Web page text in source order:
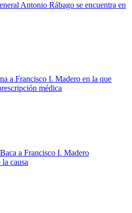
Antonio Rábago se encuentra en
a Francisco I. Madero en la que
médica
a Francisco I. Madero
causa